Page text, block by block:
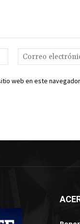
Nombre:*
web en este